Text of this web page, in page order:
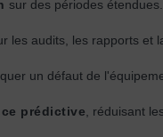
sur des périodes étendues.
les audits, les rapports et
un défaut de
prédictive , réduisant